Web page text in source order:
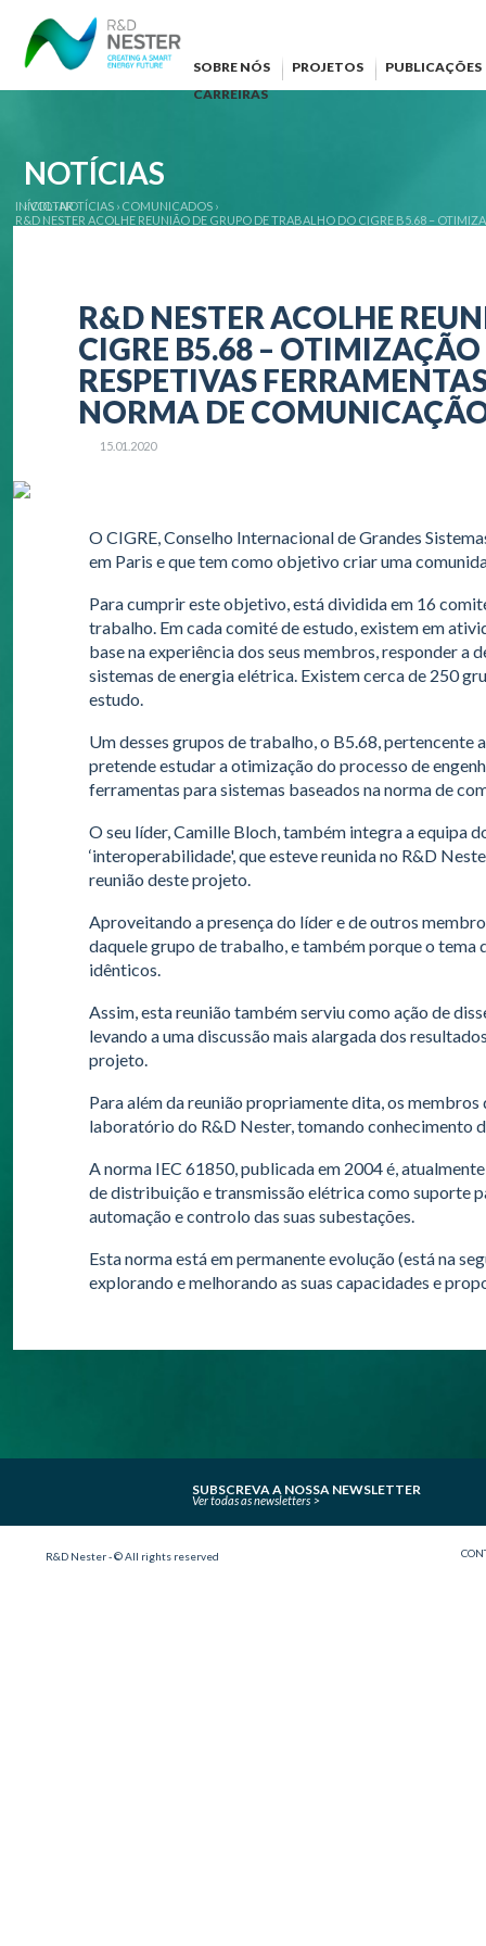
SOBRE NÓS PROJETOS
PUBLICAÇÕES
CARREIRAS
NOTÍCIAS
‹ VOLTAR
INÍCIO›NOTÍCIAS › COMUNICADOS ›
R&D NESTER ACOLHE REUNIÃO DE GRUPO DE TRABALHO DO CIGRE B5.68 –
R&D NESTER ACOLHE
CIGRE B5.68 –
RESPETIVAS
NORMA DE
15.01.2020
O CIGRE, Conselho Internacional de Grandes
em Paris e que tem como objetivo criar uma
Para cumprir este objetivo, está dividida em 16
trabalho. Em cada comité de estudo, existem em
base na experiência dos seus membros, responder a
sistemas de energia elétrica. Existem cerca de 250
estudo.
Um desses grupos de trabalho, o B5.68,
pretende estudar a otimização do processo de
ferramentas para sistemas baseados na norma de
O seu líder, Camille Bloch, também integra a equipa
‘interoperabilidade', que esteve reunida no R&D
reunião deste projeto.
Aproveitando a presença do líder e de outros
daquele grupo de trabalho, e também porque o
idênticos.
Assim, esta reunião também serviu como ação de
levando a uma discussão mais alargada dos
projeto.
Para além da reunião propriamente dita, os
laboratório do R&D Nester, tomando conhecimento
A norma IEC 61850, publicada em 2004 é,
de distribuição e transmissão elétrica como suporte
automação e controlo das suas subestações.
Esta norma está em permanente evolução (está na
explorando e melhorando as suas capacidades e
SUBSCREVA A NOSSA NEWSLETTER
Ver todas as newsletters
R&D Nester - © All rights reserved